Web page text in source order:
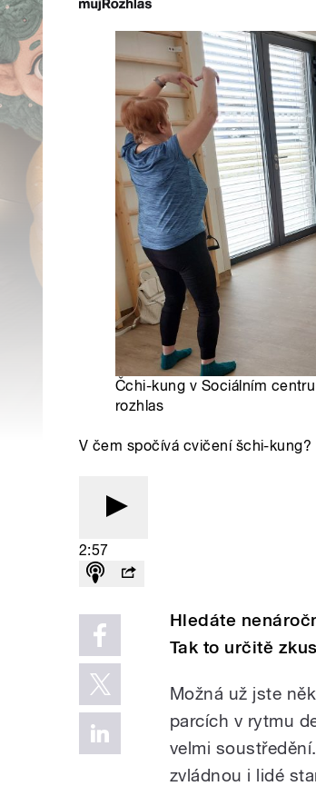
Čchi-kung v Sociálním
rozhlas
V čem spočívá cvičení šchi-kung?
2:57
Hledáte
Tak to určitě
Možná už jste
parcích v rytmu
velmi
zvládnou i lidé